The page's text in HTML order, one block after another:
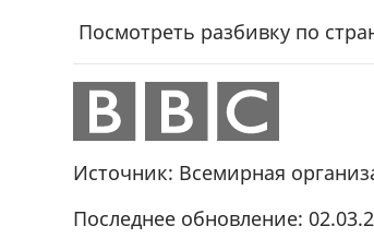
Посмотреть разбивку по
Источник: Всемирная
Последнее обновление: